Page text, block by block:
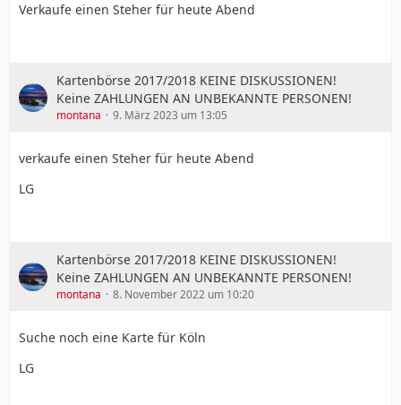
Verkaufe einen Steher für heute Abend
Kartenbörse 2017/2018 KEINE DISKUSSIONEN!
Keine ZAHLUNGEN AN UNBEKANNTE PERSONEN!
montana 9. März 2023 um 13:05
verkaufe einen Steher für heute Abend
LG
Kartenbörse 2017/2018 KEINE DISKUSSIONEN!
Keine ZAHLUNGEN AN UNBEKANNTE PERSONEN!
montana 8. November 2022 um 10:20
Suche noch eine Karte für Köln
LG